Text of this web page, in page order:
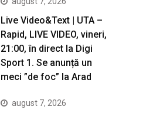
Live Video&Text | UTA –
Rapid, LIVE VIDEO, vineri,
21:00, în direct la Digi
Sport 1. Se anunță un
meci ”de foc” la Arad
august 7, 2026